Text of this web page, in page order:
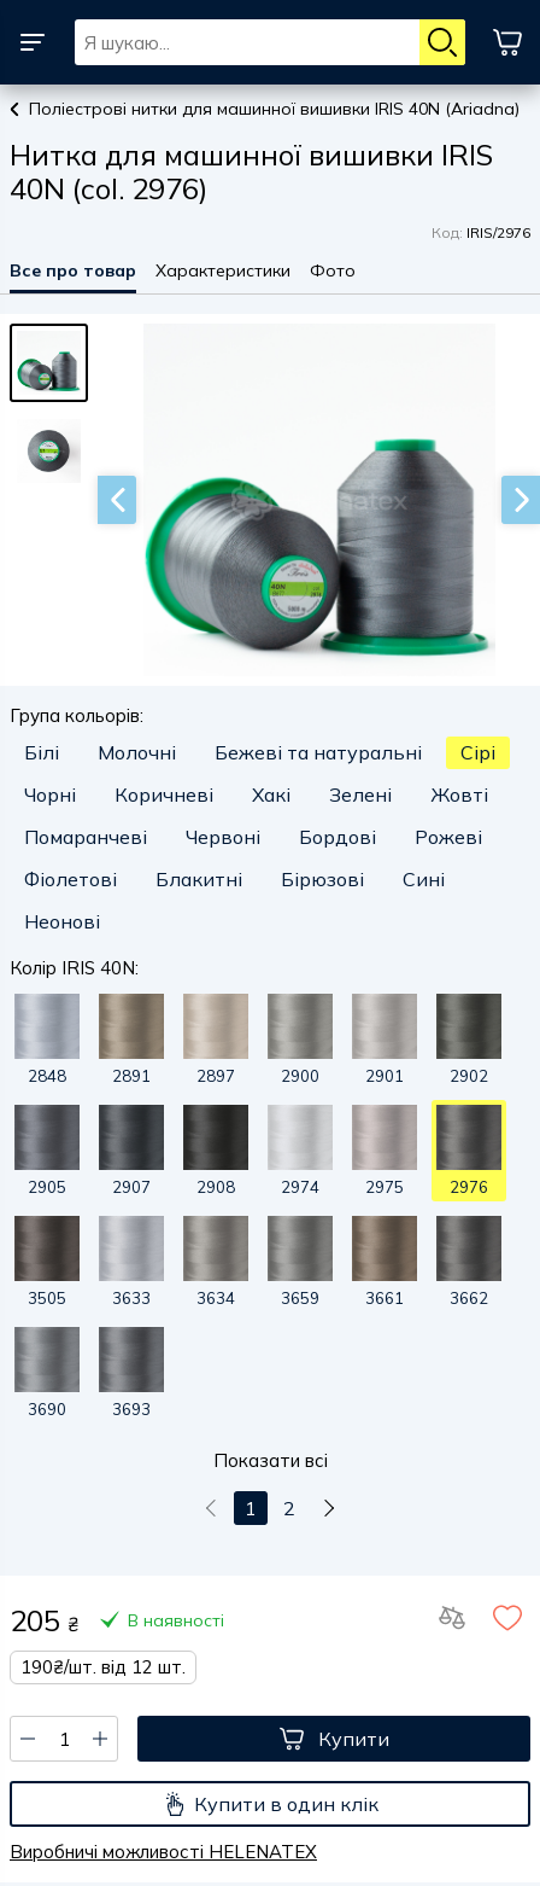
Поліестрові нитки для машинної вишивки IRIS 40N (Ariadna)
Нитка для машинної вишивки IRIS
40N (col. 2976)
Код: IRIS/2976
Все про товар Характеристики Фото
Група кольорів:
Білі Молочні Бежеві та натуральні
Сірі
Чорні
Коричневі Хакі Зелені
Жовті
Помаранчеві
Червоні Бордові
Рожеві
Фіолетові
Блакитні Бірюзові
Сині
Неонові
Колір IRIS 40N:
2848 2891 2897 2900 2901 2902
2905 2907 2908 2974 2975 2976
3505 3633 3634 3659 3661 3662
3690 3693
Показати всі
1 2
205 ₴ В наявності
190₴/шт. від 12 шт.
Купити
Купити в один клік
Виробничі можливості HELENATEX